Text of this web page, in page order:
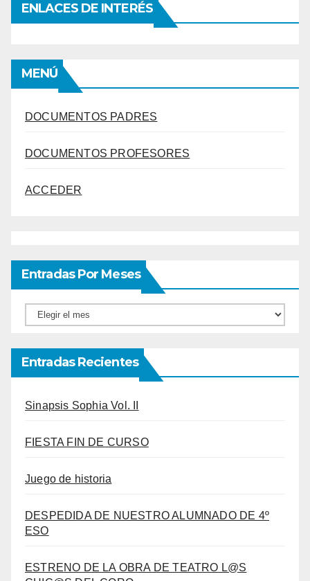
ENLACES DE INTERÉS
MENÚ
DOCUMENTOS PADRES
DOCUMENTOS PROFESORES
ACCEDER
Entradas Por Meses
Entradas
meses
Entradas Recientes
Sinapsis Sophia Vol. II
FIESTA FIN DE CURSO
Juego de historia
DESPEDIDA DE NUESTRO ALUMNADO DE 4º
ESO
ESTRENO DE LA OBRA DE TEATRO L@S